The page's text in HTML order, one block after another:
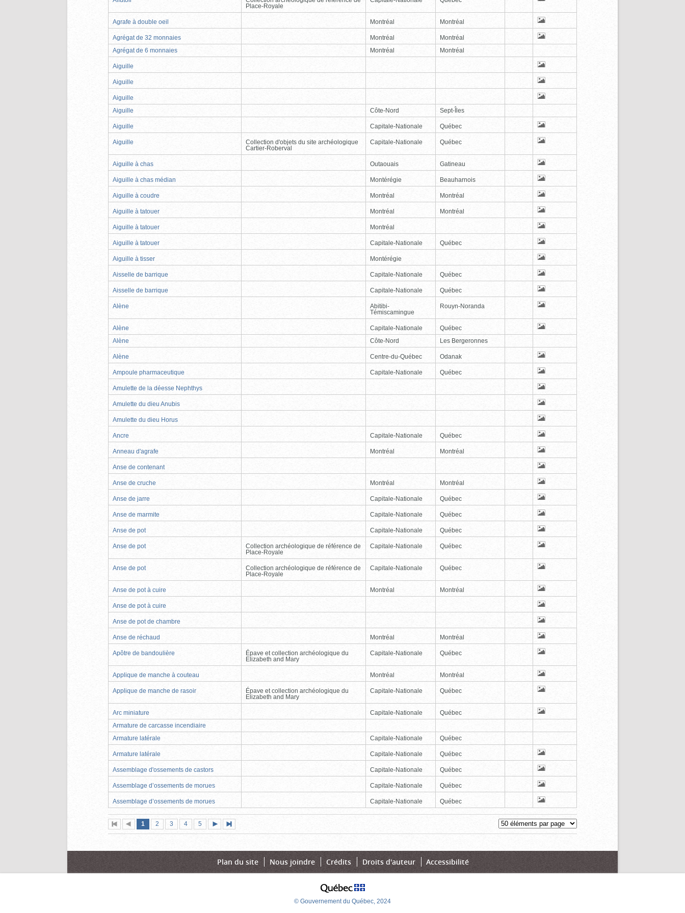
Place-Royale
Agrafe à double oeil Montréal Montréal
Agrégat de 32 monnaies Montréal
Montréal
Agrégat de 6 monnaies
Montréal Montréal
Aiguille
Aiguille
Aiguille
Aiguille
Côte-Nord Sept-Îles
Aiguille Capitale-Nationale Québec
Aiguille
Collection d'objets du site archéologique
Cartier-Roberval
Capitale-Nationale Québec
Aiguille à chas Outaouais Gatineau
Aiguille à chas médian Montérégie Beauharnois
Aiguille à coudre Montréal Montréal
Aiguille à tatouer Montréal Montréal
Aiguille à tatouer Montréal
Aiguille à tatouer Capitale-Nationale Québec
Aiguille à tisser Montérégie
Aisselle de barrique Capitale-Nationale Québec
Aisselle de barrique Capitale-Nationale Québec
Alène
Abitibi-
Témiscamingue
Rouyn-Noranda
Alène Capitale-Nationale
Québec
Alène
Côte-Nord Les Bergeronnes
Alène Centre-du-Québec Odanak
Ampoule pharmaceutique Capitale-Nationale Québec
Amulette de la déesse Nephthys
Amulette du dieu Anubis
Amulette du dieu Horus
Ancre Capitale-Nationale Québec
Anneau d'agrafe Montréal Montréal
Anse de contenant
Anse de cruche Montréal Montréal
Anse de jarre Capitale-Nationale Québec
Anse de marmite Capitale-Nationale Québec
Anse de pot Capitale-Nationale Québec
Anse de pot
Collection archéologique de référence de
Place-Royale
Capitale-Nationale Québec
Anse de pot
Collection archéologique de référence de
Place-Royale
Capitale-Nationale Québec
Anse de pot à cuire Montréal Montréal
Anse de pot à cuire
Anse de pot de chambre
Anse de réchaud Montréal Montréal
Apôtre de bandoulière
Épave et collection archéologique du
Elizabeth and Mary
Capitale-Nationale Québec
Applique de manche à couteau Montréal Montréal
Applique de manche de rasoir
Épave et collection archéologique du
Elizabeth and Mary
Capitale-Nationale Québec
Arc miniature Capitale-Nationale
Québec
Armature de carcasse incendiaire
Armature latérale
Capitale-Nationale Québec
Armature latérale Capitale-Nationale Québec
Assemblage d'ossements de castors Capitale-Nationale Québec
Assemblage d’ossements de morues Capitale-Nationale Québec
Assemblage d’ossements de morues Capitale-Nationale Québec
Première
page
Page
précédente
Page
1 (page
actuelle)
Page
2 Page
3 Page
4 Page
5
suivante
page
Plan du site Nous joindre Crédits Droits d'auteur Accessibilité
© Gouvernement du Québec, 2024